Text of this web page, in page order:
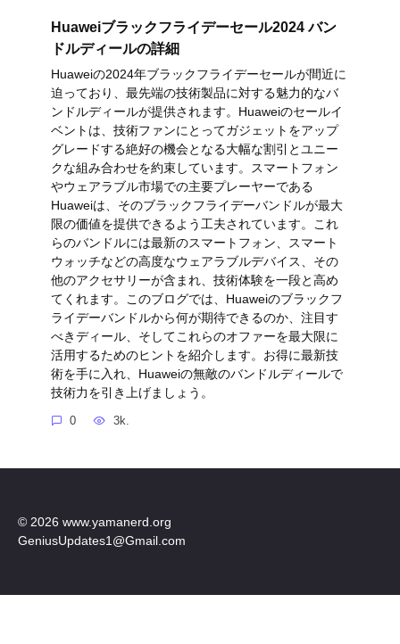
Huaweiブラックフライデーセール2024 バン
ドルディールの詳細
Huaweiの2024年ブラックフライデーセールが間近に
迫っており、最先端の技術製品に対する魅力的なバ
ンドルディールが提供されます。Huaweiのセールイ
ベントは、技術ファンにとってガジェットをアップ
グレードする絶好の機会となる大幅な割引とユニー
クな組み合わせを約束しています。スマートフォン
やウェアラブル市場での主要プレーヤーである
Huaweiは、そのブラックフライデーバンドルが最大
限の価値を提供できるよう工夫されています。これ
らのバンドルには最新のスマートフォン、スマート
ウォッチなどの高度なウェアラブルデバイス、その
他のアクセサリーが含まれ、技術体験を一段と高め
てくれます。このブログでは、Huaweiのブラックフ
ライデーバンドルから何が期待できるのか、注目す
べきディール、そしてこれらのオファーを最大限に
活用するためのヒントを紹介します。お得に最新技
術を手に入れ、Huaweiの無敵のバンドルディールで
技術力を引き上げましょう。
0 3k.
© 2026 www.yamanerd.org
GeniusUpdates1@Gmail.com